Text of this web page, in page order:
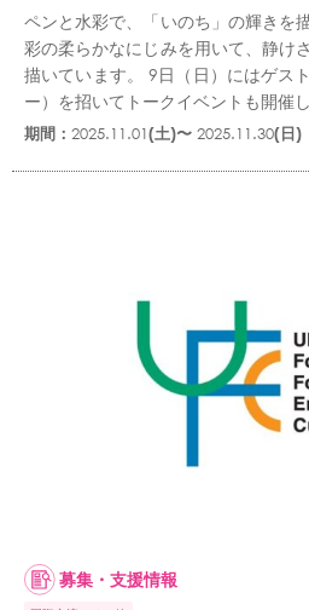
ペンと水彩で、「いのち」の輝きを
彩の柔らかなにじみを用いて、静け
描いています。 9日（日）にはゲス
ー）を招いてトークイベントも開催
期間： 2025.11.01(土)〜 2025.11.30(日)
募集・支援情報